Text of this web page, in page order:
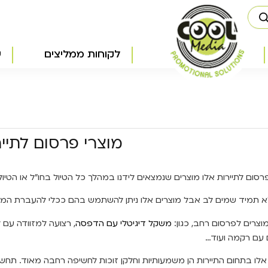
לקוחות ממליצים
מוצרי פרסום
לתיירות אלו מוצרים שנמצאים לידנו במהלך כל הטיול בחו"ל או
תמיד שמים לב אבל מוצרים אלו ניתן להשתמש בהם ככלי להעברת
לפרסום רחב, כגון: משקל דיגיטלי עם הדפסה, רצועה למזוודה
עם רקמה ועוד…
בתחום התיירות הן משמעותיות וחלקן זוכות לחשיפה רחבה מאוד.